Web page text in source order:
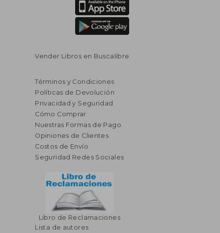
45%
dcto.
$ 159.60
$ 87.78
Vender Libros en Buscalibre
Términos y Condiciones
Políticas de Devolución
Privacidad y Seguridad
Cómo Comprar
Nuestras Formas de Pago
Opiniones de Clientes
Costos de Envío
Seguridad Redes Sociales
Libro de Reclamaciones
Lista de autores